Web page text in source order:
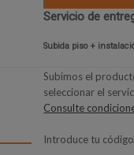
Servicio de
Subida piso +
Subimos el
seleccionar el
Consulte
Introduce tu